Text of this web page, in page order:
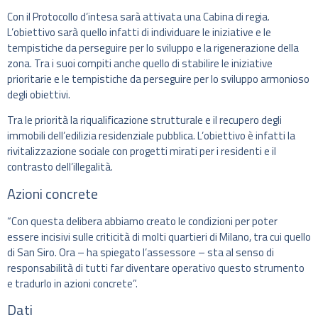
Con il Protocollo d’intesa sarà attivata una Cabina di regia.
L’obiettivo sarà quello infatti di individuare le iniziative e le
tempistiche da perseguire per lo sviluppo e la rigenerazione della
zona. Tra i suoi compiti anche quello di stabilire le iniziative
prioritarie e le tempistiche da perseguire per lo sviluppo armonioso
degli obiettivi.
Tra le priorità la riqualificazione strutturale e il recupero degli
immobili dell’edilizia residenziale pubblica. L’obiettivo è infatti la
rivitalizzazione sociale con progetti mirati per i residenti e il
contrasto dell’illegalità.
Azioni concrete
“Con questa delibera abbiamo creato le condizioni per poter
essere incisivi sulle criticità di molti quartieri di Milano, tra cui quello
di San Siro. Ora – ha spiegato l’assessore – sta al senso di
responsabilità di tutti far diventare operativo questo strumento
e tradurlo in azioni concrete”.
Dati